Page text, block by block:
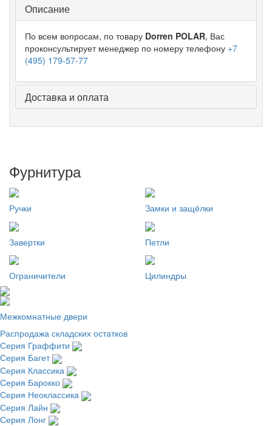
Описание
По всем вопросам, по товару Dorren POLAR, Вас
проконсультирует менеджер по номеру телефону +7
(495) 179-57-77
Доставка и оплата
Фурнитура
Ручки Замки и защёлки
Завертки Петли
Ограничители Цилиндры
Межкомнатные двери
Распродажа складских остатков
Серия Граффити
Серия Багет
Серия Классика
Серия Барокко
Серия Неоклассика
Серия Лайн
Серия Лонг